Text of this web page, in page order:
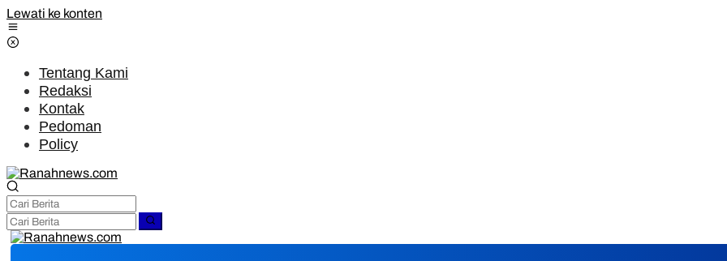
Lewati ke konten
Tentang Kami
Redaksi
Kontak
Pedoman
Policy